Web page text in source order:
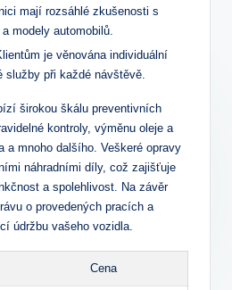
mají‌ rozsáhlé zkušenosti s
⁣modely ‍automobilů.
je věnována ⁣individuální
služby při‌ každé návštěvě.
⁢širokou škálu preventivních
kontroly, výměnu oleje ‌a
a mnoho dalšího. Veškeré opravy​
náhradními díly, což zajišťuje
a spolehlivost. Na závěr
o provedených pracích a
údržbu ‌vašeho⁣ vozidla.
Cena